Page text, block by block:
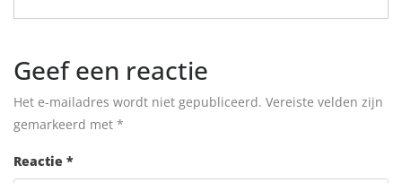
Geef een reactie
Het e-mailadres wordt niet gepubliceerd. Vereiste velden zijn
gemarkeerd met *
Reactie *